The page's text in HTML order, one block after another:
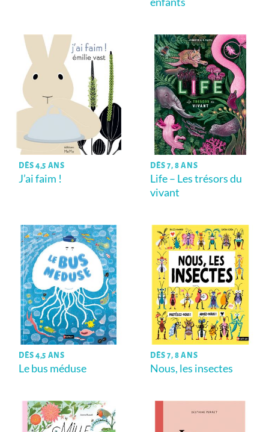
DÈS 4,5 ANS
J’ai faim !
DÈS 7, 8 ANS
Life – Les trésors du
vivant
DÈS 4,5 ANS
Le bus méduse
DÈS 7, 8 ANS
Nous, les insectes